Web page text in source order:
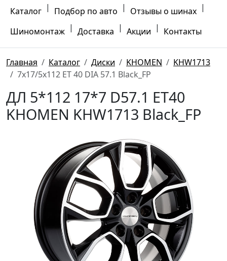
Каталог | Подбор по авто | Отзывы о шинах |
Шиномонтаж | Доставка | Акции | Контакты
Главная Каталог Диски KHOMEN
KHW1713
7x17/5x112 ET 40 DIA 57.1 Black_FP
ДЛ 5*112 17*7 D57.1 ET40
KHOMEN KHW1713 Black_FP